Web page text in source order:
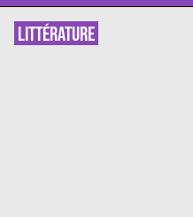
LITTÉRATURE